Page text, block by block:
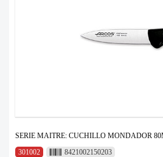
SERIE MAITRE: CUCHILLO MONDADOR
301002
8421002150203